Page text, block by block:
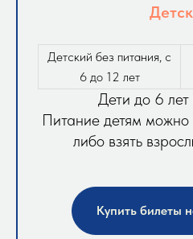
Детский без питания, с
6 до 12 лет
Дети до 6 лет
Питание детям можно
либо взять
Купить билеты